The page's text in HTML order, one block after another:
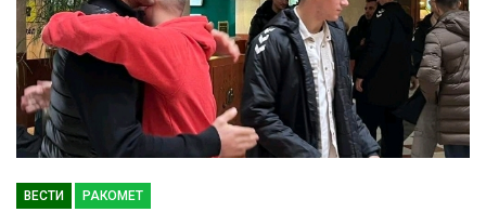
ВЕСТИ РАКОМЕТ